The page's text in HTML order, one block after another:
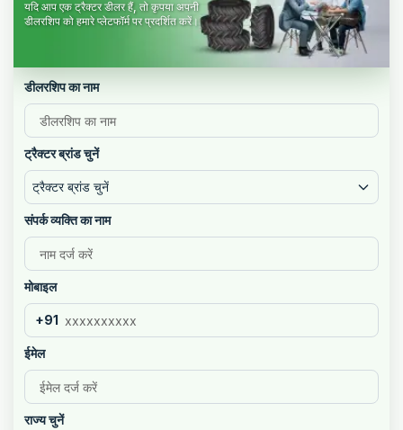
यदि आप एक ट्रैक्टर डीलर हैं, तो कृपया अपनी
डीलरशिप को हमारे प्लेटफॉर्म पर प्रदर्शित करें।
डीलरशिप का नाम
ट्रैक्टर ब्रांड चुनें
ट्रैक्टर ब्रांड चुनें
संपर्क व्यक्ति का नाम
मोबाइल
+91
ईमेल
राज्य चुनें